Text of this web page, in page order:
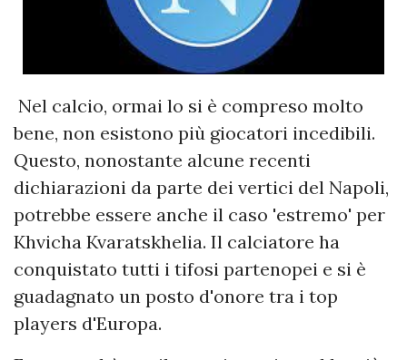
Nel calcio, ormai lo si è compreso molto
bene, non esistono più giocatori incedibili.
Questo, nonostante alcune recenti
dichiarazioni da parte dei vertici del Napoli,
potrebbe essere anche il caso 'estremo' per
Khvicha Kvaratskhelia. Il calciatore ha
conquistato tutti i tifosi partenopei e si è
guadagnato un posto d'onore tra i top
players d'Europa.